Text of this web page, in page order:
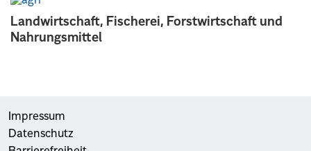
Landwirtschaft, Fischerei, Forstwirtschaft und
Nahrungsmittel
Impressum
Datenschutz